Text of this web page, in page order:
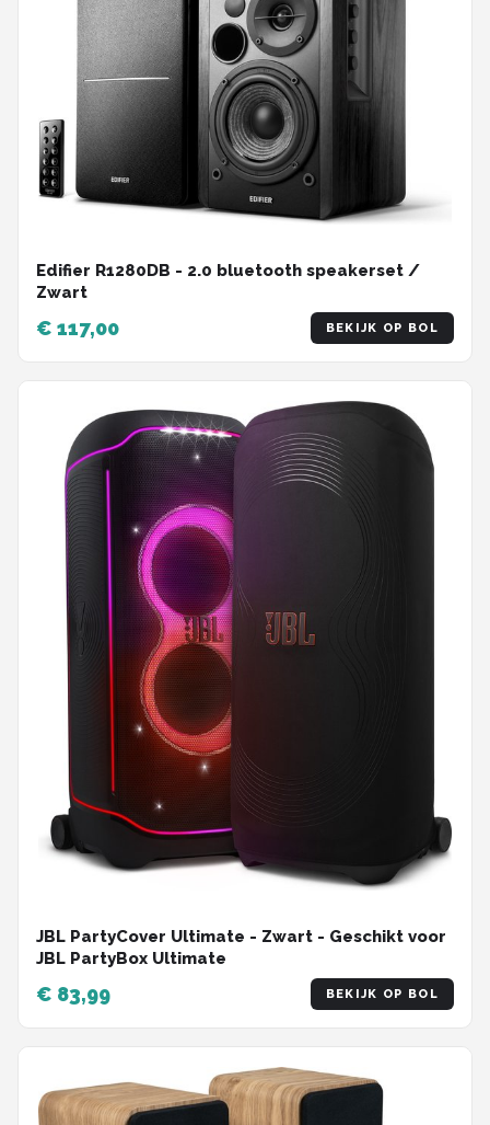
Edifier R1280DB - 2.0 bluetooth speakerset /
Zwart
€ 117,00 BEKIJK OP BOL
JBL PartyCover Ultimate - Zwart - Geschikt voor
JBL PartyBox Ultimate
€ 83,99 BEKIJK OP BOL